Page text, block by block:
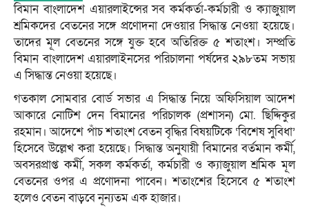
বিমান বাংলাদেশ এয়ারলাইন্সের সব কর্মকর্তা-কর্মচারী ও ক্যাজুয়াল
শ্রমিকদের বেতনের সঙ্গে প্রণোদনা দেওয়ার সিদ্ধান্ত নেওয়া হয়েছে।
তাদের মূল বেতনের সঙ্গে যুক্ত হবে অতিরিক্ত ৫ শতাংশ। সম্প্রতি
বিমান বাংলাদেশ এয়ারলাইনসের পরিচালনা পর্ষদের ২৯৮তম সভায়
এ সিদ্ধান্ত নেওয়া হয়েছে।
গতকাল সোমবার বোর্ড সভার এ সিদ্ধান্ত নিয়ে অফিসিয়াল আদেশ
আকারে নোটিশ দেন বিমানের পরিচালক (প্রশাসন) মো. ছিদ্দিকুর
রহমান। আদেশে পাঁচ শতাংশ বেতন বৃদ্ধির বিষয়টিকে ‘বিশেষ সুবিধা’
হিসেবে উল্লেখ করা হয়েছে। সিদ্ধান্ত অনুযায়ী বিমানের বর্তমান কর্মী,
অবসরপ্রাপ্ত কর্মী, সকল কর্মকর্তা, কর্মচারী ও ক্যাজুয়াল শ্রমিক মূল
বেতনের ওপর এ প্রণোদনা পাবেন। শতাংশের হিসেবে ৫ শতাংশ
হলেও বেতন বাড়বে নূন্যতম এক হাজার।